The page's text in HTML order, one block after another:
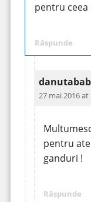
pentru ceea
Răspunde
27 mai 2016 at
pentru
ganduri !
Răspunde